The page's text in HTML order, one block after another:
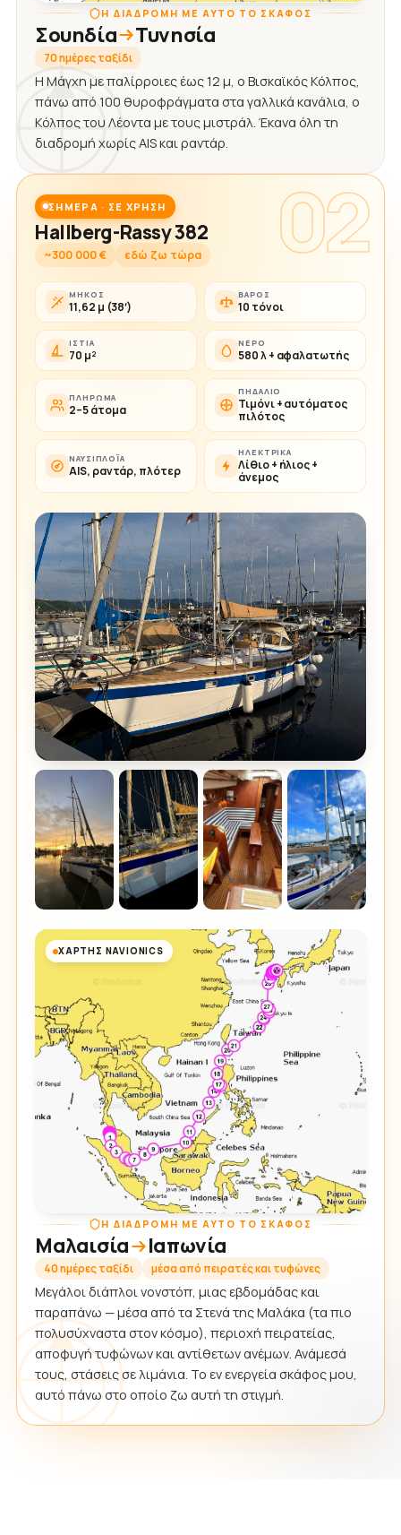
Η ΔΙΑΔΡΟΜΉ ΜΕ ΑΥΤΌ ΤΟ ΣΚΆΦΟΣ
Σουηδία Τυνησία
70 ημέρες ταξίδι
Η Μάγχη με παλίρροιες έως 12 μ, ο Βισκαϊκός Κόλπος,
πάνω από 100 θυροφράγματα στα γαλλικά κανάλια, ο
Κόλπος του Λέοντα με τους μιστράλ. Έκανα όλη τη
διαδρομή χωρίς AIS και ραντάρ.
02
ΣΉΜΕΡΑ · ΣΕ ΧΡΉΣΗ
Hallberg-Rassy 382
~300 000 € εδώ ζω τώρα
ΜΉΚΟΣ
11,62 μ (38′)
ΒΆΡΟΣ
10 τόνοι
ΙΣΤΊΑ
70 μ²
ΝΕΡΌ
580 λ + αφαλατωτής
ΠΛΉΡΩΜΑ
2–5 άτομα
ΠΗΔΆΛΙΟ
Τιμόνι + αυτόματος
πιλότος
ΝΑΥΣΙΠΛΟΪ́Α
AIS, ραντάρ, πλότερ
ΗΛΕΚΤΡΙΚΆ
Λίθιο + ήλιος +
άνεμος
ΧΆΡΤΗΣ NAVIONICS
Η ΔΙΑΔΡΟΜΉ ΜΕ ΑΥΤΌ ΤΟ ΣΚΆΦΟΣ
Μαλαισία Ιαπωνία
40 ημέρες ταξίδι μέσα από πειρατές και τυφώνες
Μεγάλοι διάπλοι νονστόπ, μιας εβδομάδας και
παραπάνω — μέσα από τα Στενά της Μαλάκα (τα πιο
πολυσύχναστα στον κόσμο), περιοχή πειρατείας,
αποφυγή τυφώνων και αντίθετων ανέμων. Ανάμεσά
τους, στάσεις σε λιμάνια. Το εν ενεργεία σκάφος μου,
αυτό πάνω στο οποίο ζω αυτή τη στιγμή.